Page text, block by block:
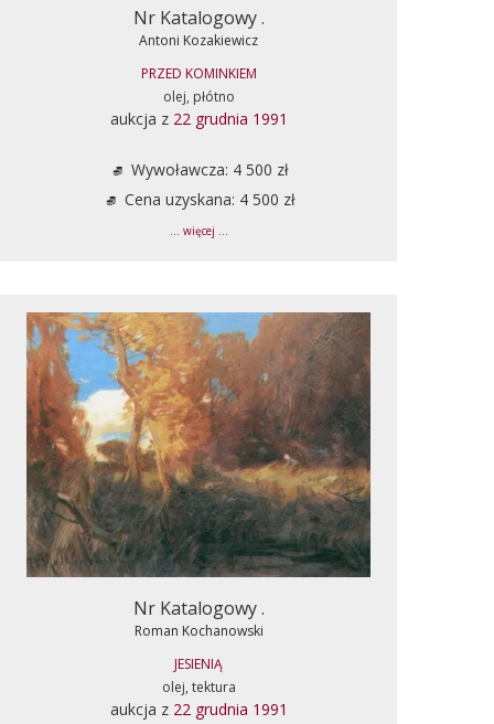
Nr Katalogowy .
Antoni Kozakiewicz
PRZED KOMINKIEM
olej, płótno
aukcja z 22 grudnia 1991
Wywoławcza: 4 500 zł
Cena uzyskana: 4 500 zł
... więcej ...
Nr Katalogowy .
Roman Kochanowski
JESIENIĄ
olej, tektura
aukcja z 22 grudnia 1991